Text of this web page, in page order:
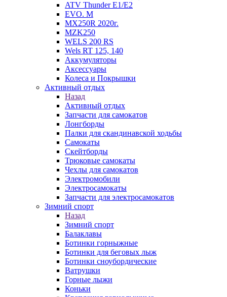
ATV Thunder Е1/Е2
EVO. M
MX250R 2020г.
MZK250
WELS 200 RS
Wels RT 125, 140
Аккумуляторы
Аксессуары
Колеса и Покрышки
Активный отдых
Назад
Активный отдых
Запчасти для самокатов
Лонгборды
Палки для скандинавской ходьбы
Самокаты
Скейтборды
Трюковые самокаты
Чехлы для самокатов
Электромобили
Электросамокаты
Запчасти для электросамокатов
Зимний спорт
Назад
Зимний спорт
Балаклавы
Ботинки горныжные
Ботинки для беговых лыж
Ботинки сноубордические
Ватрушки
Горные лыжи
Коньки